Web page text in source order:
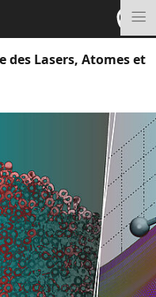
des Lasers, Atomes et